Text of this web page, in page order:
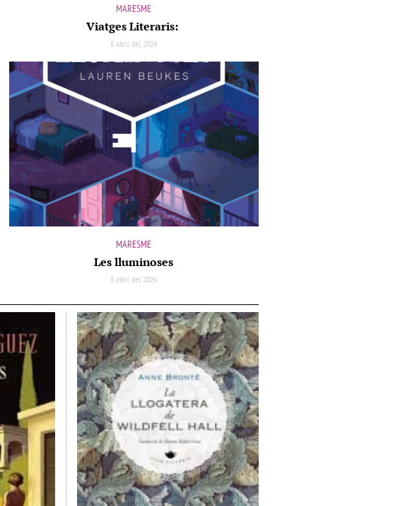
MARESME
Viatges Literaris:
8 abril del 2026
MARESME
Les lluminoses
8 abril del 2026